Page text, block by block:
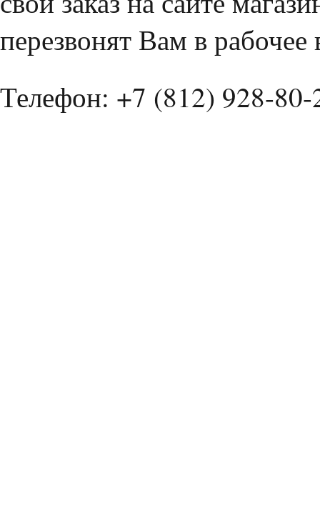
перезвонят Вам в рабочее
Телефон: +7 (812) 928-80-